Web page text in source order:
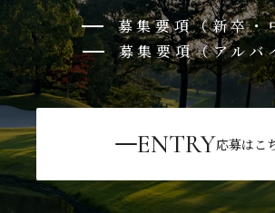
募集要項（新卒・
募集要項（アルバ
ENTRY応募はこ